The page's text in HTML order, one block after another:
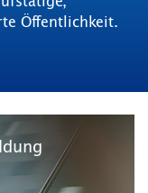
Öffentlichkeit.